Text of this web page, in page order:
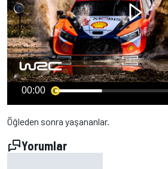
00:00
Öğleden sonra yaşananlar.
Yorumlar